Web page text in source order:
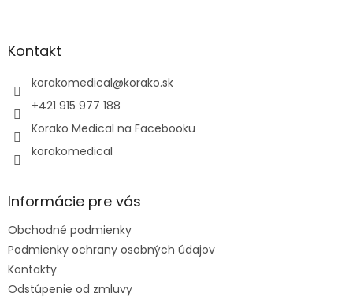
äKontakt
korakomedical@korako.sk
+421 915 977 188
Korako Medical na Facebooku
korakomedical
Informácie pre vás
Obchodné podmienky
Podmienky ochrany osobných údajov
Kontakty
Odstúpenie od zmluvy